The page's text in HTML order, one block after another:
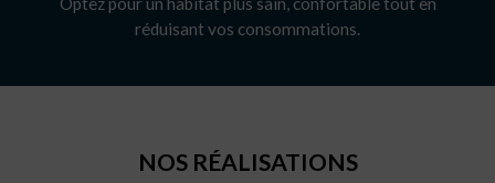
réduisant vos consommations.
NOS RÉALISATIONS